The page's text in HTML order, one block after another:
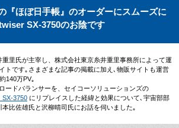
『ほぼ日手帳』のオーダーにスムーズに
SX-3750のお陰です
里氏が主宰し、株式会社東京糸井重里事務所によって運
トです｡さまざまな記事の掲載に加え､物販サイトも運営
140万PV｡
ードバランサーを、セイコーソリューションズの
SX-3750 にリプレイスした経緯と効果について､宇宙部部
比佐雄氏と沢柳晴司氏にお話を伺いました｡